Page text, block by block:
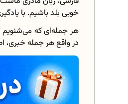
سوالات امتحانی...
خوبی بلد باشیم. با
هر جمله‌ای که می‌شنویم
در واقع هر جمله خبری،